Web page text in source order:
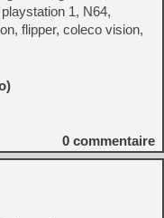
1, N64,
flipper, coleco vision,
0 commentaire